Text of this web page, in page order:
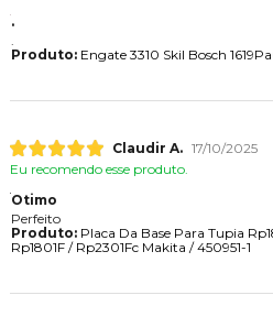
.
Produto:Engate 3310 Skil Bosch
Claudir A. 17/10/2025
Eu recomendo esse produto.
Otimo
Perfeito
Produto:Placa Da Base Para Tupia
Rp1801F / Rp2301Fc Makita / 450951-1